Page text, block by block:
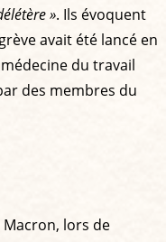
». Ils évoquent
avait été lancé en
du travail
des membres du
Macron, lors de